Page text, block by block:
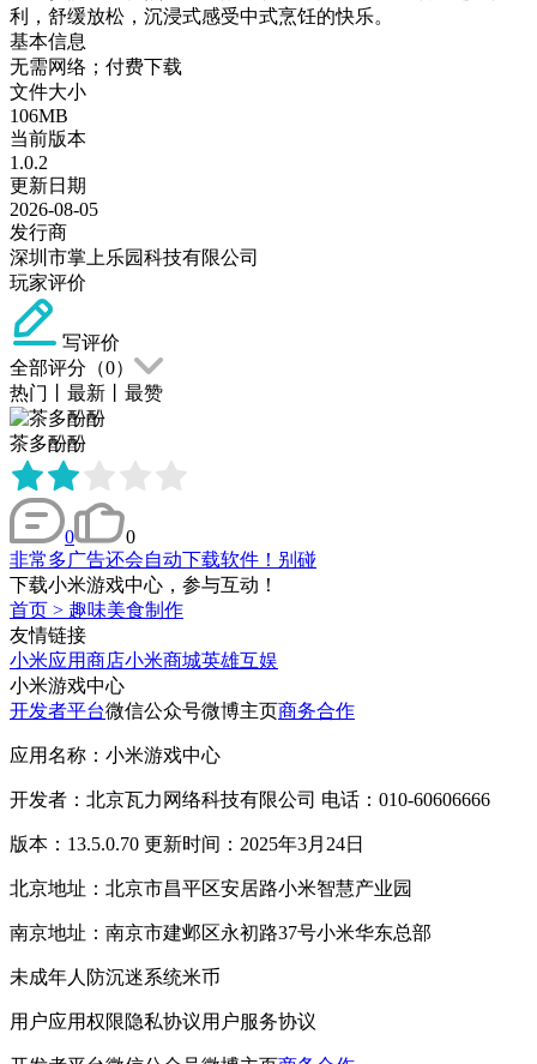
利，舒缓放松，沉浸式感受中式烹饪的快乐。
基本信息
无需网络；付费下载
文件大小
106MB
当前版本
1.0.2
更新日期
2026-08-05
发行商
深圳市掌上乐园科技有限公司
玩家评价
写评价
全部评分（0）
热门
最新 最赞
茶多酚酚
0
0
非常多广告还会自动下载软件！别碰
下载小米游戏中心，参与互动！
首页 > 趣味美食制作
友情链接
小米应用商店小米商城英雄互娱
小米游戏中心
开发者平台微信公众号微博主页商务合作
应用名称：小米游戏中心
开发者：北京瓦力网络科技有限公司 电话：010-60606666
版本：13.5.0.70 更新时间：2025年3月24日
北京地址：北京市昌平区安居路小米智慧产业园
南京地址：南京市建邺区永初路37号小米华东总部
未成年人防沉迷系统米币
用户应用权限隐私协议用户服务协议